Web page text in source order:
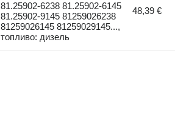
81.25902-6238 81.25902-6145
81.25902-9145 81259026238
81259026145 81259029145...,
топливо: дизель
48,39 €